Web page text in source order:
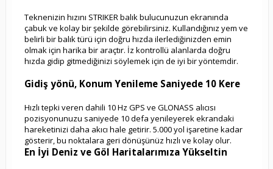
Teknenizin hızını STRIKER balık bulucunuzun ekranında
çabuk ve kolay bir şekilde görebilirsiniz. Kullandığınız yem ve
belirli bir balık türü için doğru hızda ilerlediğinizden emin
olmak için harika bir araçtır. İz kontrollü alanlarda doğru
hızda gidip gitmediğinizi söylemek için de iyi bir yöntemdir.
Gidiş yönü, Konum Yenileme Saniyede 10 Kere
Hızlı tepki veren dahili 10 Hz GPS ve GLONASS alıcısı
pozisyonunuzu saniyede 10 defa yenileyerek ekrandaki
hareketinizi daha akıcı hale getirir. 5.000 yol işaretine kadar
gösterir, bu noktalara geri dönüşünüz hızlı ve kolay olur.
En İyi Deniz ve Göl Haritalarımıza Yükseltin